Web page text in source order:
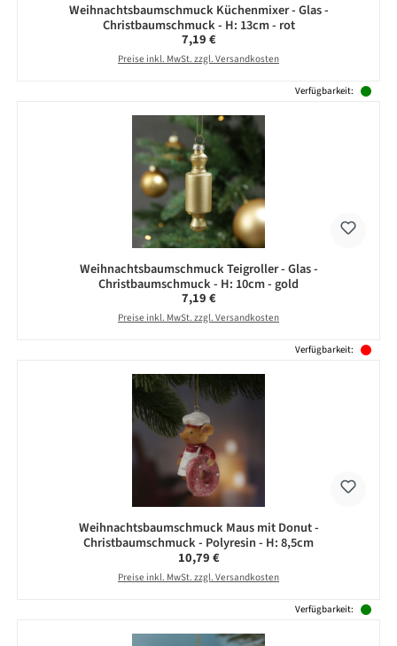
Weihnachtsbaumschmuck Küchenmixer - Glas -
Christbaumschmuck - H: 13cm - rot
Regulärer Preis:
7,19 €
Preise inkl. MwSt. zzgl. Versandkosten
Verfügbarkeit:
Weihnachtsbaumschmuck Teigroller - Glas -
Christbaumschmuck - H: 10cm - gold
Regulärer Preis:
7,19 €
Preise inkl. MwSt. zzgl. Versandkosten
Verfügbarkeit:
Weihnachtsbaumschmuck Maus mit Donut -
Christbaumschmuck - Polyresin - H: 8,5cm
Regulärer Preis:
10,79 €
Preise inkl. MwSt. zzgl. Versandkosten
Verfügbarkeit: